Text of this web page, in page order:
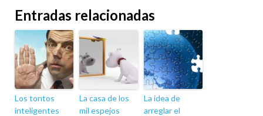
Entradas relacionadas
Los tontos
inteligentes
La casa de los
mil espejos
La idea de
arreglar el